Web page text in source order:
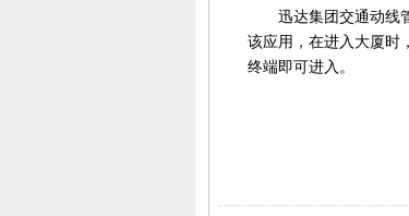
迅达集团交通动线管
该应用，在进入大厦时
终端即可进入。